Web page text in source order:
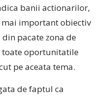
banii actionarilor,
important obiectiv
pacate zona de
oportunitatile
pe aceata tema.
de faptul ca